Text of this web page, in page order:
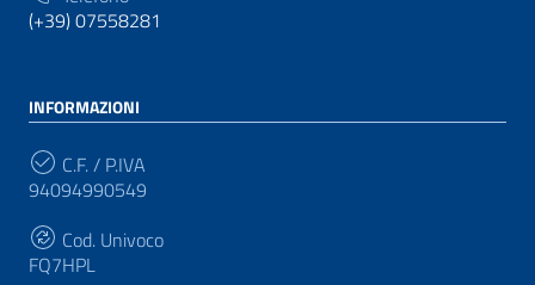
(+39) 07558281
INFORMAZIONI
C.F. / P.IVA
94094990549
Cod. Univoco
FQ7HPL